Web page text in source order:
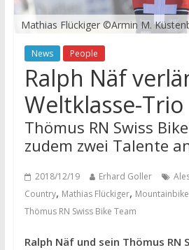
Mathias Flückiger ©Armin M.
News People
Ralph Näf
Weltklasse-Trio
Thömus RN Swiss
zudem zwei Talente
2018/12/19 Erhard Goller
Country, Mathias Flückiger, Mountainbike
Thömus RN Swiss Bike Team
Ralph Näf und sein Thömus RN